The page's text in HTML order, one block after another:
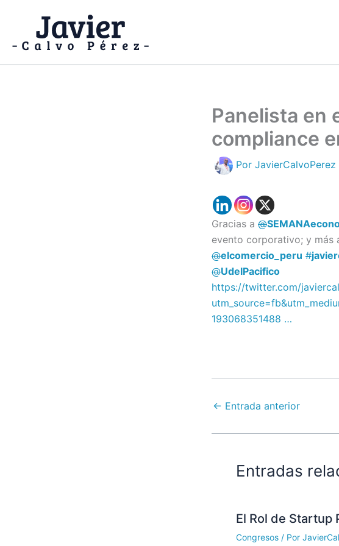
contenido
Panelista en
compliance
Por JavierCalvoPerez
Gracias a @
evento corporativo; y más
@elcomercio_peru #
@UdelPacifico
https://twitter.com/
193068351488 …
← Entrada anterior
Entradas
El Rol de Startup
Congresos / Por